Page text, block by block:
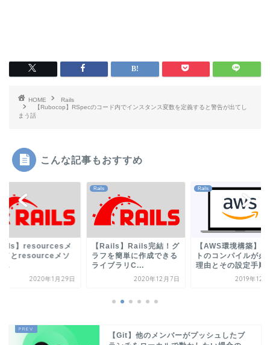
HOME
Rails
【Rubocop】RSpecのコード内でインスタンス変数を定義すると警告が出てし
まう話
こんな記事もおすすめ
】resourcesメ
ドとresourceメソ
...
2020年1月29日
Rails
【Rails】Rails完結！グ
ラフを簡単に作成できる
ライブラリC...
2020年12月7日
Rails
【AWS環境構築】
トのコンパイルが必
理由とその設定手順
2019年12
【Git】他のメンバーがプッシュしたブ